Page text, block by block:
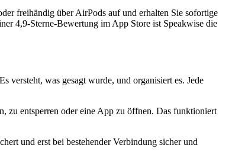
freihändig über AirPods auf und erhalten Sie sofortige
4,9-Sterne-Bewertung im App Store ist Speakwise die
versteht, was gesagt wurde, und organisiert es. Jede
zu entsperren oder eine App zu öffnen. Das funktioniert
und erst bei bestehender Verbindung sicher und